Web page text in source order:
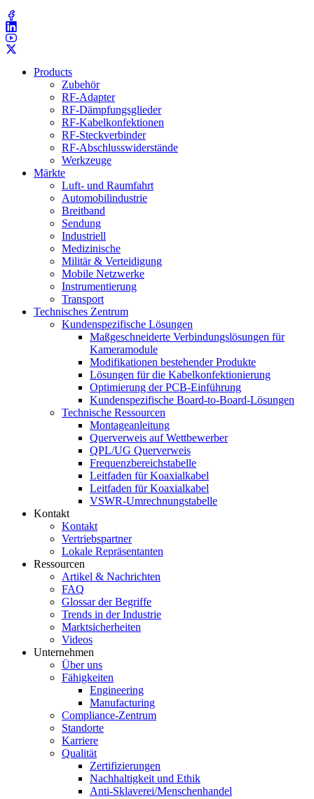
Products
Zubehör
RF-Adapter
RF-Dämpfungsglieder
RF-Kabelkonfektionen
RF-Steckverbinder
RF-Abschlusswiderstände
Werkzeuge
Märkte
Luft- und Raumfahrt
Automobilindustrie
Breitband
Sendung
Industriell
Medizinische
Militär & Verteidigung
Mobile Netzwerke
Instrumentierung
Transport
Technisches Zentrum
Kundenspezifische Lösungen
Maßgeschneiderte Verbindungslösungen für
Kameramodule
Modifikationen bestehender Produkte
Lösungen für die Kabelkonfektionierung
Optimierung der PCB-Einführung
Kundenspezifische Board-to-Board-Lösungen
Technische Ressourcen
Montageanleitung
Querverweis auf Wettbewerber
QPL/UG Querverweis
Frequenzbereichstabelle
Leitfaden für Koaxialkabel
Leitfaden für Koaxialkabel
VSWR-Umrechnungstabelle
Kontakt
Kontakt
Vertriebspartner
Lokale Repräsentanten
Ressourcen
Artikel & Nachrichten
FAQ
Glossar der Begriffe
Trends in der Industrie
Marktsicherheiten
Videos
Unternehmen
Über uns
Fähigkeiten
Engineering
Manufacturing
Compliance-Zentrum
Standorte
Karriere
Qualität
Zertifizierungen
Nachhaltigkeit und Ethik
Anti-Sklaverei/Menschenhandel